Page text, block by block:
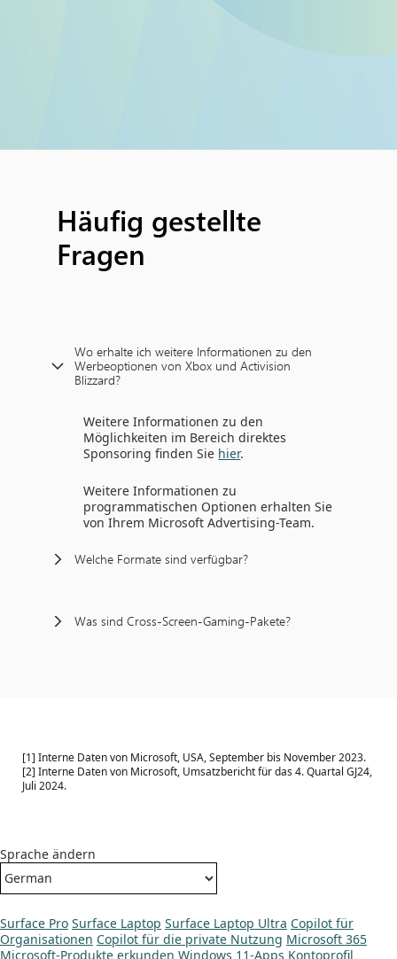
Häufig gestellte
Fragen
Wo erhalte ich weitere Informationen zu den
Werbeoptionen von Xbox und Activision
Blizzard?
Weitere Informationen zu den
Möglichkeiten im Bereich direktes
Sponsoring finden Sie hier.
Weitere Informationen zu
programmatischen Optionen erhalten Sie
von Ihrem Microsoft Advertising-Team.
Welche Formate sind verfügbar?
Was sind Cross-Screen-Gaming-Pakete?
[1] Interne Daten von Microsoft, USA, September bis November 2023.
[2] Interne Daten von Microsoft, Umsatzbericht für das 4. Quartal GJ24,
Juli 2024.
Sprache ändern
Surface Pro Surface Laptop Surface Laptop Ultra Copilot für
Organisationen Copilot für die private Nutzung Microsoft 365
Microsoft-Produkte erkunden Windows 11-Apps Kontoprofil